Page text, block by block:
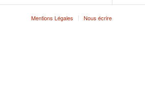
Mentions Légales Nous écrire